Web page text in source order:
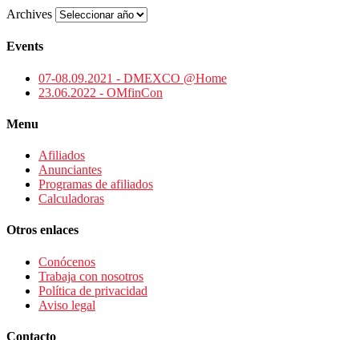
Archives
Events
07-08.09.2021 - DMEXCO @Home
23.06.2022 - OMfinCon
Menu
Afiliados
Anunciantes
Programas de afiliados
Calculadoras
Otros enlaces
Conócenos
Trabaja con nosotros
Política de privacidad
Aviso legal
Contacto